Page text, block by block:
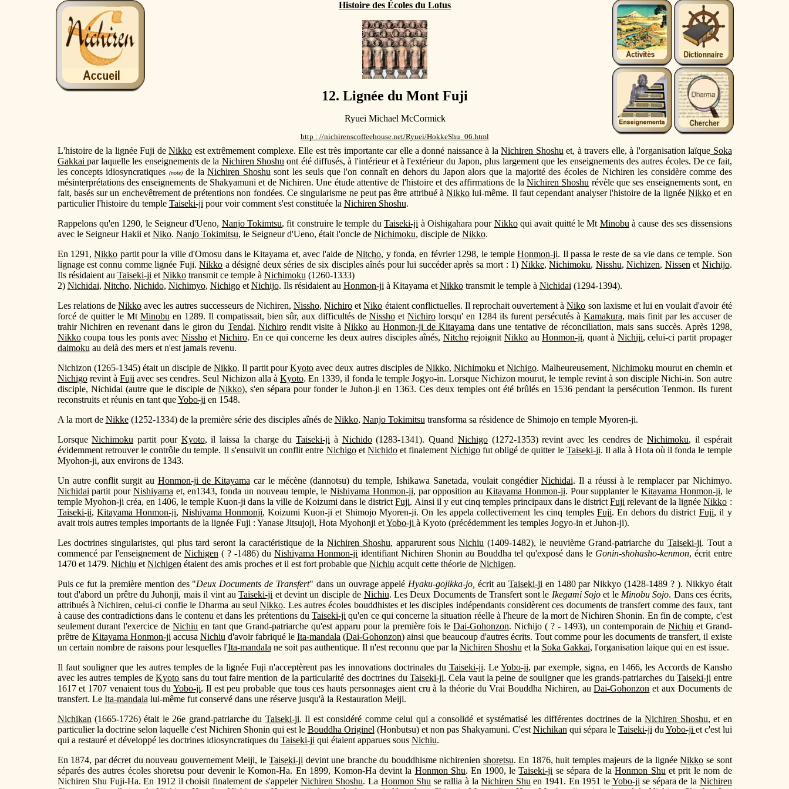
Histoire des Écoles du Lotus
12. Lignée du Mont Fuji
Ryuei Michael McCormick
http : //nichirenscoffeehouse.net/Ryuei/HokkeShu_06.html
L'histoire de la lignée Fuji deNikko est extrêmement complexe. Elle est très importante car elle a donné naissance à laNichiren Shoshu et, à travers elle, à l'organisation laïque Soka
Gakkai par laquelle les enseignements de la Nichiren Shoshu ont été diffusés, à l'intérieur et à l'extérieur du Japon, plus largement que les enseignements des autres écoles. De ce fait,
les concepts idiosyncratiques (note) de laNichiren Shoshu sont les seuls que l'on connaît en dehors du Japon alors que la majorité des écoles de Nichiren les considère comme des
mésinterprétations des enseignements de Shakyamuni et de Nichiren. Une étude attentive de l'histoire et des affirmations de la Nichiren Shoshu révèle que ses enseignements sont, en
fait, basés sur un enchevêtrement de prétentions non fondées. Ce singularisme ne peut pas être attribué àNikko lui-même. Il faut cependant analyser l'histoire de la lignée Nikkoet en
particulier l'histoire du temple Taiseki-ji pour voir comment s'est constituée la Nichiren Shoshu.
Rappelons qu'en 1290, le Seigneur d'Ueno, Nanjo Tokimtsu, fit construire le temple duTaiseki-ji à Oishigahara pour Nikkoqui avait quitté le Mt Minobu à cause des ses dissensions
avec le Seigneur Hakii et Niko. Nanjo Tokimitsu, le Seigneur d'Ueno, était l'oncle de Nichimoku, disciple de Nikko.
En 1291,Nikko partit pour la ville d'Omosu dans le Kitayama et, avec l'aide deNitcho, y fonda, en février 1298, le templeHonmon-ji. Il passa le reste de sa vie dans ce temple. Son
lignage est connu comme lignée Fuji.Nikko a désigné deux séries de six disciples aînés pour lui succéder après sa mort : 1) Nikke,Nichimoku, Nisshu,Nichizen, Nissen et Nichijo.
Ils résidaient au Taiseki-ji et Nikkotransmit ce temple à Nichimoku (1260-1333)
2) Nichidai, Nitcho, Nichido, Nichimyo, Nichigoet Nichijo. Ils résidaient au Honmon-ji à Kitayama et Nikkotransmit le temple à Nichidai (1294-1394).
Les relations de Nikkoavec les autres successeurs de Nichiren, Nissho,Nichiro etNiko étaient conflictuelles. Il reprochait ouvertement àNiko son laxisme et lui en voulait d'avoir été
forcé de quitter le Mt Minobu en 1289. Il compatissait, bien sûr, aux difficultés de Nisshoet Nichirolorsqu' en 1284 ils furent persécutés à Kamakura, mais finit par les accuser de
trahir Nichiren en revenant dans le giron du Tendai.Nichiro rendit visite àNikko auHonmon-ji de Kitayama dans une tentative de réconciliation, mais sans succès. Après 1298,
Nikkocoupa tous les ponts avec NisshoetNichiro. En ce qui concerne les deux autres disciples aînés, Nitchorejoignit NikkoauHonmon-ji, quant à Nichiji, celui-ci partit propager
daimoku au delà des mers et n'est jamais revenu.
Nichizon (1265-1345) était un disciple de Nikko. Il partit pourKyoto avec deux autres disciples de Nikko, Nichimoku etNichigo. Malheureusement,Nichimoku mourut en chemin et
Nichigorevint à Fuji avec ses cendres. Seul Nichizon alla à Kyoto. En 1339, il fonda le temple Jogyo-in. Lorsque Nichizon mourut, le temple revint à son disciple Nichi-in. Son autre
disciple, Nichidai (autre que le disciple de Nikko), s'en sépara pour fonder le Juhon-ji en 1363. Ces deux temples ont été brûlés en 1536 pendant la persécution Tenmon. Ils furent
reconstruits et réunis en tant queYobo-ji en 1548.
A la mort de Nikke(1252-1334) de la première série des disciples aînés de Nikko, Nanjo Tokimitsu transforma sa résidence de Shimojo en temple Myoren-ji.
LorsqueNichimoku partit pour Kyoto, il laissa la charge du Taiseki-ji à Nichido(1283-1341). Quand Nichigo(1272-1353) revint avec les cendres de Nichimoku, il espérait
évidemment retrouver le contrôle du temple. Il s'ensuivit un conflit entre NichigoetNichido et finalement Nichigofut obligé de quitter le Taiseki-ji. Il alla à Hota où il fonda le temple
Myohon-ji, aux environs de 1343.
Un autre conflit surgit au Honmon-ji de Kitayama car le mécène (dannotsu) du temple, Ishikawa Sanetada, voulait congédier Nichidai. Il a réussi à le remplacer par Nichimyo.
Nichidai partit pour Nishiyama et, en1343, fonda un nouveau temple, leNishiyama Honmon-ji, par opposition auKitayama Honmon-ji. Pour supplanter le Kitayama Honmon-ji, le
temple Myohon-ji créa, en 1406, le temple Kuon-ji dans la ville de Koizumi dans le districtFuji. Ainsi il y eut cinq temples principaux dans le districtFuji relevant de la lignéeNikko :
Taiseki-ji, Kitayama Honmon-ji, Nishiyama Honmonji, Koizumi Kuon-ji et Shimojo Myoren-ji. On les appela collectivement les cinq temples Fuji. En dehors du district Fuji, il y
avait trois autres temples importants de la lignée Fuji : Yanase Jitsujoji, Hota Myohonji etYobo-ji à Kyoto (précédemment les temples Jogyo-in et Juhon-ji).
Les doctrines singularistes, qui plus tard seront la caractéristique de laNichiren Shoshu, apparurent sousNichiu (1409-1482), le neuvième Grand-patriarche du Taiseki-ji. Tout a
commencé par l'enseignement de Nichigen ( ? -1486) duNishiyama Honmon-ji identifiant Nichiren Shonin au Bouddha tel qu'exposé dans le Gonin-shohasho-kenmon, écrit entre
1470 et 1479. Nichiu et Nichigen étaient des amis proches et il est fort probable que Nichiu acquit cette théorie de Nichigen.
Puis ce fut la première mention des "Deux Documents de Transfert" dans un ouvrage appelé Hyaku-gojikka-jo,écrit au Taiseki-ji en 1480 par Nikkyo (1428-1489 ? ). Nikkyo était
tout d'abord un prêtre du Juhonji, mais il vint auTaiseki-ji et devint un disciple de Nichiu. Les Deux Documents de Transfert sont le Ikegami Sojoet le Minobu Sojo. Dans ces écrits,
attribués à Nichiren, celui-ci confie le Dharma au seulNikko. Les autres écoles bouddhistes et les disciples indépendants considèrent ces documents de transfert comme des faux, tant
à cause des contradictions dans le contenu et dans les prétentions duTaiseki-ji qu'en ce qui concerne la situation réelle à l'heure de la mort de Nichiren Shonin. En fin de compte, c'est
seulement durant l'exercice deNichiu en tant que Grand-patriarche qu'est apparu pour la première fois leDai-Gohonzon. Nichijo ( ? - 1493), un contemporain de Nichiu et Grand-
prêtre de Kitayama Honmon-ji accusa Nichiu d'avoir fabriqué le Ita-mandala (Dai-Gohonzon) ainsi que beaucoup d'autres écrits. Tout comme pour les documents de transfert, il existe
un certain nombre de raisons pour lesquelles l'Ita-mandala ne soit pas authentique. Il n'est reconnu que par la Nichiren Shoshu et la Soka Gakkai, l'organisation laïque qui en est issue.
Il faut souligner que les autres temples de la lignée Fuji n'acceptèrent pas les innovations doctrinales du Taiseki-ji. Le Yobo-ji, par exemple, signa, en 1466, les Accords de Kansho
avec les autres temples deKyoto sans du tout faire mention de la particularité des doctrines du Taiseki-ji. Cela vaut la peine de souligner que les grands-patriarches duTaiseki-ji entre
1617 et 1707 venaient tous duYobo-ji. Il est peu probable que tous ces hauts personnages aient cru à la théorie du Vrai Bouddha Nichiren, auDai-Gohonzon et aux Documents de
transfert. Le Ita-mandala lui-même fut conservé dans une réserve jusqu'à la Restauration Meiji.
Nichikan (1665-1726) était le 26e grand-patriarche du Taiseki-ji. Il est considéré comme celui qui a consolidé et systématisé les différentes doctrines de laNichiren Shoshu, et en
particulier la doctrine selon laquelle c'est Nichiren Shonin qui est le Bouddha Originel (Honbutsu) et non pas Shakyamuni. C'est Nichikan qui sépara le Taiseki-ji du Yobo-ji et c'est lui
qui a restauré et développé les doctrines idiosyncratiques du Taiseki-ji qui étaient apparues sous Nichiu.
En 1874, par décret du nouveau gouvernement Meiji, leTaiseki-ji devint une branche du bouddhisme nichirenien shoretsu. En 1876, huit temples majeurs de la lignéeNikko se sont
séparés des autres écoles shoretsu pour devenir le Komon-Ha. En 1899, Komon-Ha devint la Honmon Shu. En 1900, leTaiseki-ji se sépara de laHonmon Shu et prit le nom de
Nichiren Shu Fuji-Ha. En 1912 il choisit finalement de s'appeler Nichiren Shoshu. La Honmon Shu se rallia à laNichiren Shu en 1941. En 1951 le Yobo-ji se sépara de la Nichiren